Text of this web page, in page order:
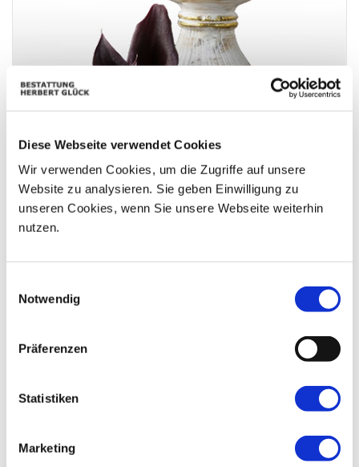
Diese Webseite verwendet Cookies
Wir verwenden Cookies, um die Zugriffe auf unsere
Website zu analysieren. Sie geben Einwilligung zu
unseren Cookies, wenn Sie unsere Webseite weiterhin
nutzen.
Notwendig
Präferenzen
Statistiken
Marketing
Amoi seh ma uns wieder kleiner Engel